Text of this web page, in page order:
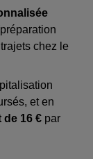
chez le
et en
16 € par